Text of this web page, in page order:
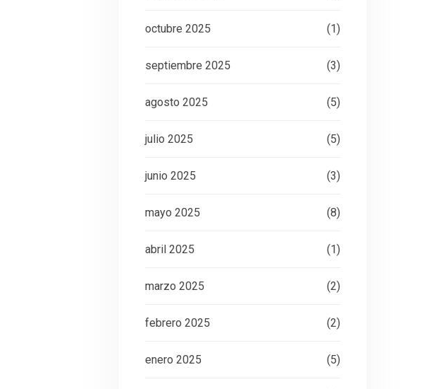
octubre 2025 (1)
septiembre 2025 (3)
agosto 2025 (5)
julio 2025 (5)
junio 2025 (3)
mayo 2025 (8)
abril 2025 (1)
marzo 2025 (2)
febrero 2025 (2)
enero 2025 (5)